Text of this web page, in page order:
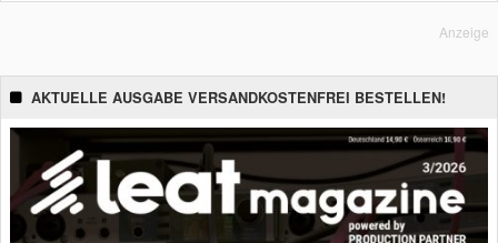
Anzeige
AKTUELLE AUSGABE VERSANDKOSTENFREI BESTELLEN!